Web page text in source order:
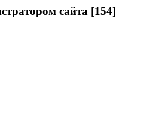
сайта [154]